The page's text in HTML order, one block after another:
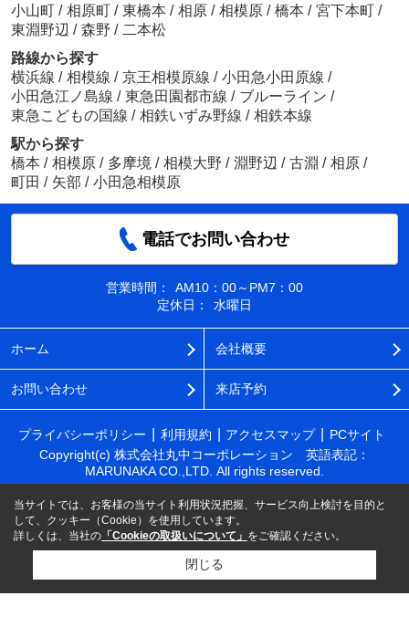
小山町 / 相原町 / 東橋本 / 相原 / 相模原 / 橋本 / 宮下本町 /
東淵野辺 / 森野 / 二本松
路線から探す
横浜線 / 相模線 / 京王相模原線 / 小田急小田原線 /
小田急江ノ島線 / 東急田園都市線 / ブルーライン /
東急こどもの国線 / 相鉄いずみ野線 / 相鉄本線
駅から探す
橋本 / 相模原 / 多摩境 / 相模大野 / 淵野辺 / 古淵 / 相原 /
町田 / 矢部 / 小田急相模原
電話でお問い合わせ
営業時間：
AM10：00～PM7：00
定休日：
水曜日
ホーム 会社概要
お問い合わせ 来店予約
プライバシーポリシー 利用規約 アクセスマップ
PCサイト
Copyright(c) 株式会社丸中コーポレーション 英語表記：
MARUNAKA CO.,LTD. All rights reserved.
当サイトでは、お客様の当サイト利用状況把握、サービス向上検討を目的と
して、クッキー（Cookie）を使用しています。
詳しくは、当社の 「Cookieの取扱いについて」 をご確認ください。
閉じる